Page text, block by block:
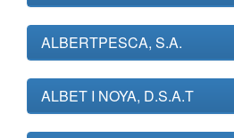
ALBERTPESCA, S.A.
ALBET I NOYA, D.S.A.T